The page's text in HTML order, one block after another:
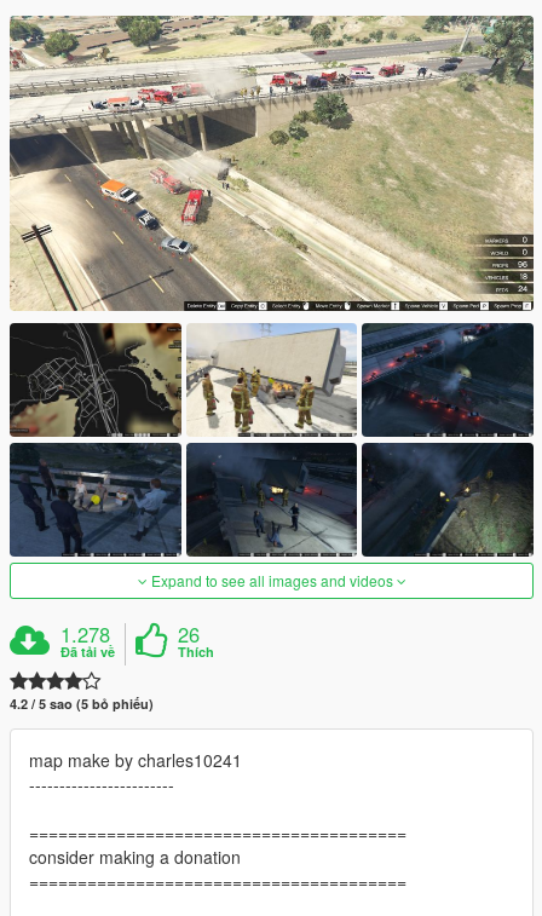
Expand to see all images and videos
1.278
Đã tải về
26
Thích
4.2 / 5 sao (5 bỏ phiếu)
map make by charles10241
------------------------
=======================================
consider making a donation
=======================================